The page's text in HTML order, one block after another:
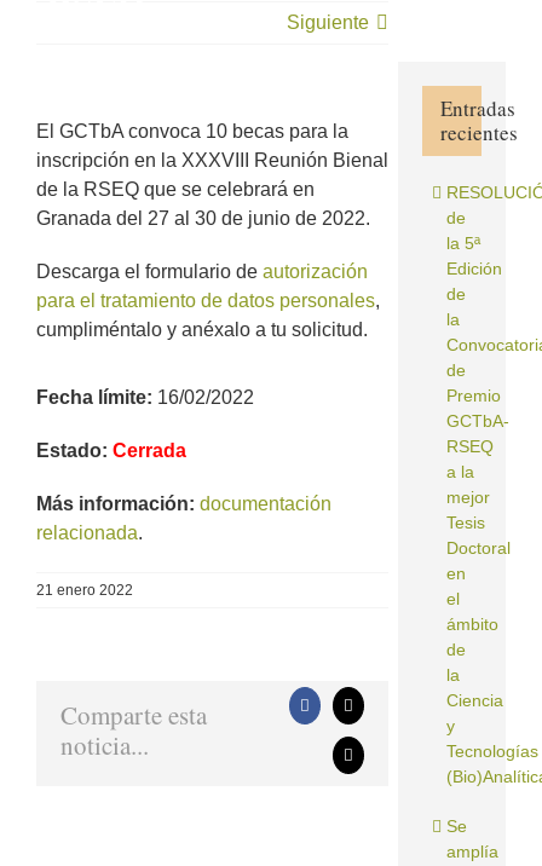
Siguiente
El GCTbA convoca 10 becas para la
inscripción en la XXXVIII Reunión Bienal
de la RSEQ que se celebrará en
Granada del 27 al 30 de junio de 2022.
Descarga el formulario de autorización
para el tratamiento de datos personales,
cumpliméntalo y anéxalo a tu solicitud.
Fecha límite: 16/02/2022
Estado: Cerrada
Más información: documentación
relacionada.
21 enero 2022
Comparte esta
noticia...
Facebook
X
Correo
electrónico
Entradas
recientes
de
la 5ª
Edición
de
la
de
Premio
GCTbA‐
RSEQ
a la
mejor
Tesis
Doctoral
en
el
ámbito
de
la
Ciencia
y
Tecnologías
Se
amplía